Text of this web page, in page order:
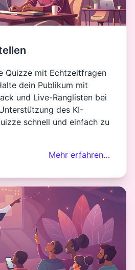
Quizze mit Echtzeitfragen
dein Publikum mit
und Live-Ranglisten bei
des KI-
schnell und einfach zu
Mehr erfahren…